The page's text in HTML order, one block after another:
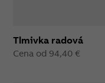
Tlmivka radová
Cena od 94,40 €